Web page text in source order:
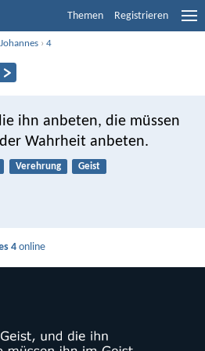
Themen Registrieren
Johannes ›4
ihn anbeten, die müssen
Wahrheit anbeten.
Verehrung Geist
4online